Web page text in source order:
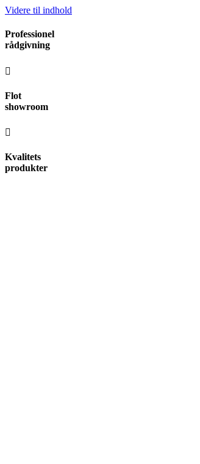
Videre til indhold
Professionel
rådgivning
Flot
showroom
Kvalitets
produkter